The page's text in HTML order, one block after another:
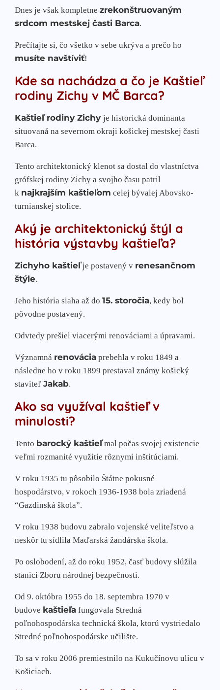
Dnes je však kompletne zrekonštruovaným
srdcom mestskej časti Barca.
Prečítajte si, čo všetko v sebe ukrýva a prečo ho
musíte navštíviť!
Kde sa nachádza a čo je Kaštieľ
rodiny Zichy v MČ Barca?
Kaštieľ rodiny Zichy je historická dominanta
situovaná na severnom okraji košickej mestskej časti
Barca.
Tento architektonický klenot sa dostal do vlastníctva
grófskej rodiny Zichy a svojho času patril
k najkrajším kaštieľom celej bývalej Abovsko-
turnianskej stolice.
Aký je architektonický štýl a
história výstavby kaštieľa?
Zichyho kaštieľje postavený v renesančnom
štýle.
Jeho história siaha až do 15. storočia, kedy bol
pôvodne postavený.
Odvtedy prešiel viacerými renováciami a úpravami.
Významná renovácia prebehla v roku 1849 a
následne ho v roku 1899 prestaval známy košický
staviteľ Jakab.
Ako sa využíval kaštieľ v
minulosti?
Tento barocký kaštieľmal počas svojej existencie
veľmi rozmanité využitie rôznymi inštitúciami.
V roku 1935 tu pôsobilo Štátne pokusné
hospodárstvo, v rokoch 1936-1938 bola zriadená
“Gazdinská škola”.
V roku 1938 budovu zabralo vojenské veliteľstvo a
neskôr tu sídlila Maďarská žandárska škola.
Po oslobodení, až do roku 1952, časť budovy slúžila
stanici Zboru národnej bezpečnosti.
Od 9. októbra 1955 do 18. septembra 1970 v
budove kaštieľa fungovala Stredná
poľnohospodárska technická škola, ktorú vystriedalo
Stredné poľnohospodárske učilište.
To sa v roku 2006 premiestnilo na Kukučínovu ulicu v
Košiciach.